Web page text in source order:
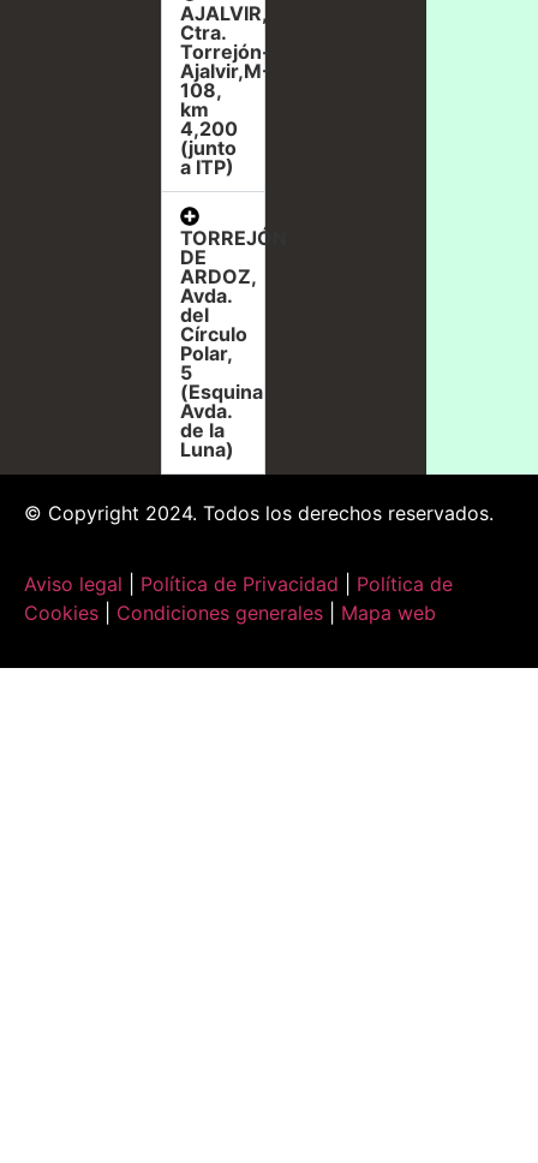
AJALVIR,
Ctra.
Torrejón-
Ajalvir,M-
108,
km
4,200
(junto
a ITP)
TORREJÓN
DE
ARDOZ,
Avda.
del
Círculo
Polar,
5
(Esquina
Avda.
de la
Luna)
© Copyright 2024. Todos los derechos reservados.
Aviso legal Política de Privacidad
Política de
Cookies
Condiciones generales Mapa web